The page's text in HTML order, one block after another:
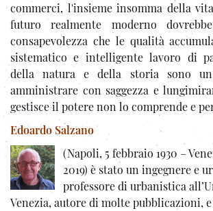
commerci, l'insieme insomma della
futuro realmente moderno
consapevolezza che le qualità
sistematico e intelligente lavoro di
della natura e della storia sono
amministrare con saggezza e
gestisce il potere non lo comprende e
Edoardo Salzano
(Napoli, 5 febbraio 1930 –
2019) è stato un ingegnere e
professore di urbanistica
Venezia, autore di molte pubblicazioni,